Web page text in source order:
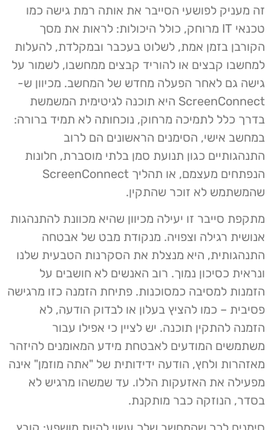
זה מעניק לפושעי הסייבר את אותה רמת גישה כמו
טכנאי IT מרוחק, כולל היכולות: לראות את מסך
הקורבן בזמן אמת, לשלוט בעכבר ובמקלדת, להעלות
למחשבו קבצים או להוריד קבצים ממחשבו, לשמור על
גישה גם לאחר הפעלה מחדש של המחשב. מכיוון ש-
ScreenConnect היא תוכנה לגיטימית המשמשת
בדרך כלל לתמיכה מרחוק, נוכחותה לא תמיד ברורה:
במחשב אישי, הסימנים הראשונים הם לרוב
התנהגותיים כגון תנועת סמן בלתי מוסברת, חלונות
הנפתחים מעצמם, או תהליך ScreenConnect
שהמשתמש לא זוכר שהתקין.
מתקפת סייבר זו יעילה מכיוון שהיא מכוונת להתנהגות
אנושית רגילה וצפויה. מנקודת מבט של אבטחה
התנהגותית, היא מנצלת את הסקרנות הטבעית שלנו
ונראית כסיכון נמוך. רוב האנשים לא חושבים על
הזמנות למסיבה כמסוכנות. פתיחת הזמנה כזו מרגישה
פסיבית – כמו להציץ בעלון או לבדוק הודעה, לא
הזמנה להתקין תוכנה. יש לציין כי אפילו עבור
משתמשים המודעים לאבטחת מידע המאומנים להיזהר
מאזהרות ולחץ, הודעה ידידותית של "אתה מוזמן" אינה
מפעילה את האזעקות הללו. עד שמשהו מרגיש לא
בסדר, הנוזקה כבר מותקנת.